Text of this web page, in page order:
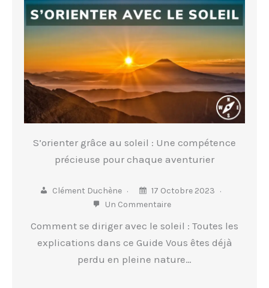
S’orienter grâce au soleil : Une compétence
précieuse pour chaque aventurier
Clément Duchène
17 Octobre 2023
Un Commentaire
Comment se diriger avec le soleil : Toutes les
explications dans ce Guide Vous êtes déjà
perdu en pleine nature…